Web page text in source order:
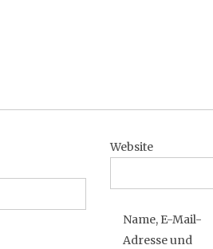
Website
Name, E-Mail-
Adresse und